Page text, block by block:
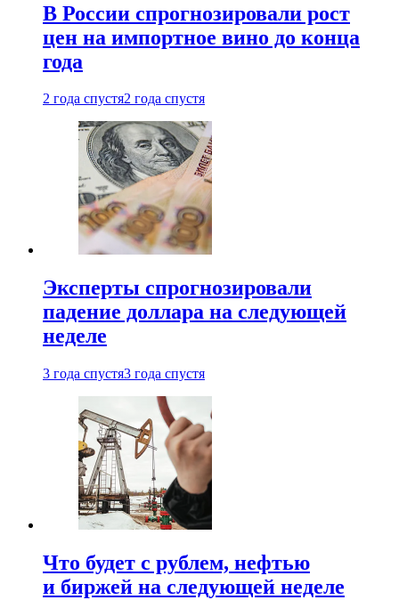
В России спрогнозировали рост
цен на импортное вино до конца
года
2 года спустя2 года спустя
Эксперты спрогнозировали
падение доллара на следующей
неделе
3 года спустя3 года спустя
Что будет с рублем, нефтью
и биржей на следующей неделе